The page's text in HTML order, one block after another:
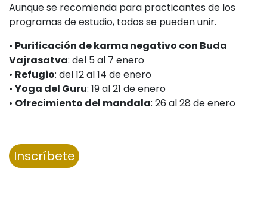
Aunque se recomienda para practicantes de los
programas de estudio, todos se pueden unir.
• Purificación de karma negativo con Buda
Vajrasatva: del 5 al 7 enero
• Refugio: del 12 al 14 de enero
• Yoga del Guru: 19 al 21 de enero
• Ofrecimiento del mandala: 26 al 28 de enero
Inscríbete